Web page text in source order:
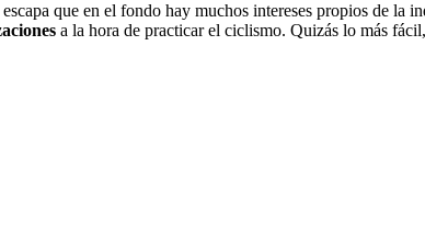
que en el fondo hay muchos intereses propios de la
a la hora de practicar el ciclismo. Quizás lo más